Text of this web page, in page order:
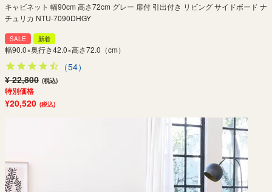
キャビネット 幅90cm 高さ72cm グレー 扉付 引出付き リビング サイドボード ナ
チュリカ NTU-7090DHGY
SALE 新着
幅90.0×奥行き42.0×高さ72.0（cm）
（54）
¥ 22,800 (税込)
特別価格
¥20,520 (税込)